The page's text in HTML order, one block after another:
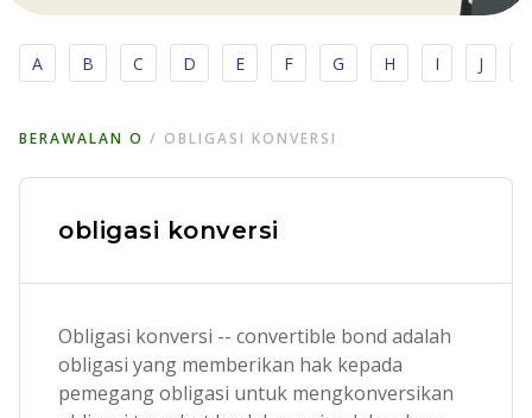
A B C D E F G H I J
BERAWALAN O / OBLIGASI KONVERSI
obligasi konversi
Obligasi konversi -- convertible bond adalah
obligasi yang memberikan hak kepada
pemegang obligasi untuk mengkonversikan